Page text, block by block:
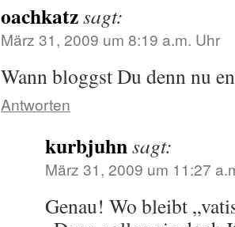
oachkatzsagt:
März 31, 2009 um 8:19 a.m. Uhr
Wann bloggst Du denn nu
Antworten
kurbjuhnsagt:
März 31, 2009 um 11:27
Genau! Wo bleibt